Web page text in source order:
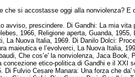
che si accostasse oggi alla nonviolenza? E
prescindere. Di Gandhi: La mia vita
1966, Religione aperta, Guanda, 1955,
Nuova Italia, 1969. Di Danilo Dolci:
maieutica e l’evolverci, La Nuova Italia,
Che cos’e' la nonviolenza, Jaca Book,
etico-politica di Gandhi e il XXI
Fulvio Cesare Manara: Una forza che da'